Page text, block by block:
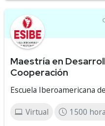
Maestría en
Cooperación
Escuela Iberoamericana
Virtual 1500